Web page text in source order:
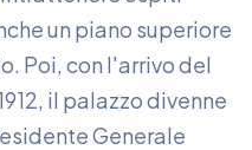
un piano superiore
Poi, con l'arrivo del
il palazzo divenne
Generale